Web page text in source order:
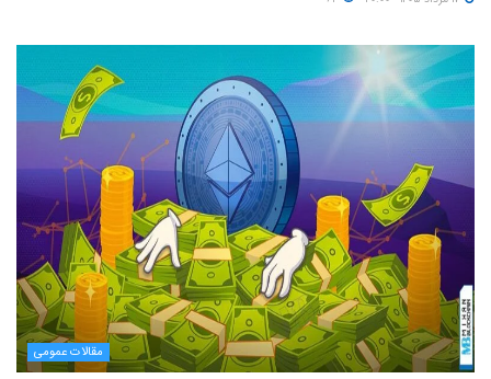
مقالات عمومی